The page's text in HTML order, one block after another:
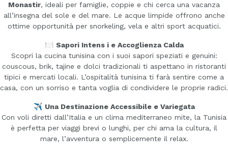
Monastir, ideali per famiglie, coppie e chi cerca una vacanza
all’insegna del sole e del mare. Le acque limpide offrono anche
ottime opportunità per snorkeling, vela e altri sport acquatici.
🍽️ Sapori Intens i e Accoglienza Calda
Scopri la cucina tunisina con i suoi sapori speziati e genuini:
couscous, brik, tajine e dolci tradizionali ti aspettano in ristoranti
tipici e mercati locali. L’ospitalità tunisina ti farà sentire come a
casa, con un sorriso e tanta voglia di condividere le proprie radici.
✈️ Una Destinazione Accessibile e Variegata
Con voli diretti dall’Italia e un clima mediterraneo mite, la Tunisia
è perfetta per viaggi brevi o lunghi, per chi ama la cultura, il
mare, l’avventura o semplicemente il relax.